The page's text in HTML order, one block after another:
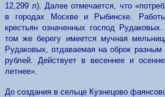
12,299 л). Далее отмечается, что
в городах Москве и Рыбинске.
крестьян означенных господ
том же берегу имеется мучная
Рудаковых, отдаваемая на оброк
рублей. Действует в весеннее и
летнее».
До создания в сельце Кузнецово